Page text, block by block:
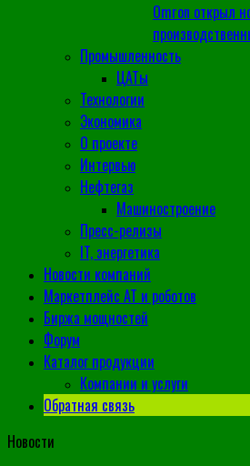
Omron открыл
Промышленность
ЦАТы
Технологии
Экономика
О проекте
Интервью
Нефтегаз
Машиностроение
Пресс-релизы
IT, энергетика
Новости компаний
Маркетплейс АТ и роботов
Биржа мощностей
Форум
Каталог продукции
Компании и услуги
Обратная связь
Новости